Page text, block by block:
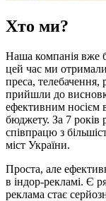
Хто ми?
Наша компанія вже
цей час ми
преса, телебачення,
прийшли до
ефективним носієм
бюджету. За 7 років
співпрацю з
міст України.
Проста, але
в індор-рекламі. Є
реклама стає